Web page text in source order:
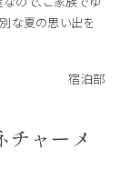
な夏の思い出を
宿泊部
チャーメ